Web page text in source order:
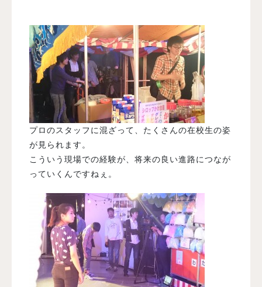
プロのスタッフに混ざって、たくさんの在校生の姿
が見られます。
こういう現場での経験が、将来の良い進路につなが
っていくんですねぇ。